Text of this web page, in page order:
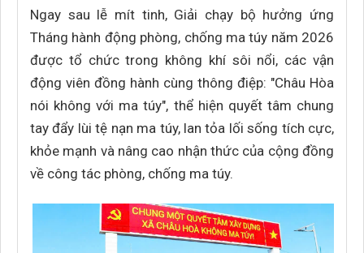
Ngay sau lễ mít tinh, Giải chạy bộ hưởng ứng
Tháng hành động phòng, chống ma túy năm 2026
được tổ chức trong không khí sôi nổi, các vận
động viên đồng hành cùng thông điệp: "Châu Hòa
nói không với ma túy", thể hiện quyết tâm chung
tay đẩy lùi tệ nạn ma túy, lan tỏa lối sống tích cực,
khỏe mạnh và nâng cao nhận thức của cộng đồng
về công tác phòng, chống ma túy.